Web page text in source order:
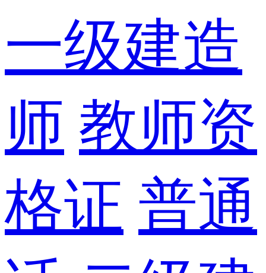
一级建造
师 教师资
格证 普通